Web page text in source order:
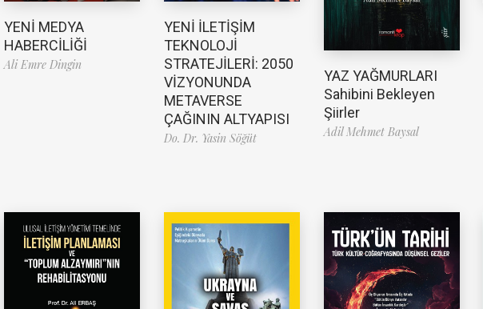
YENİ MEDYA
HABERCİLİĞİ
Ali Emre Dingin
YENİ İLETİŞİM
TEKNOLOJİ
STRATEJİLERİ: 2050
VİZYONUNDA
METAVERSE
ÇAĞININ ALTYAPISI
Do. Dr. Yasin Söğüt
YAZ YAĞMURLARI
Sahibini Bekleyen
Şiirler
Adil Mehmet Baysal